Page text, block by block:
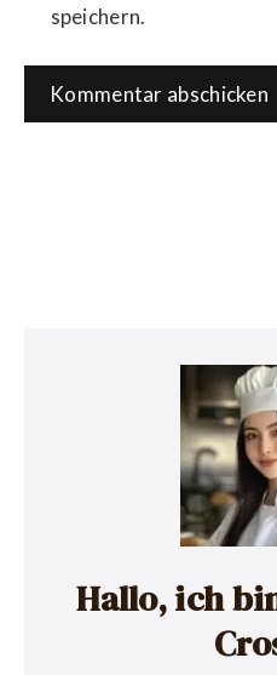
speichern.
Hallo, ich